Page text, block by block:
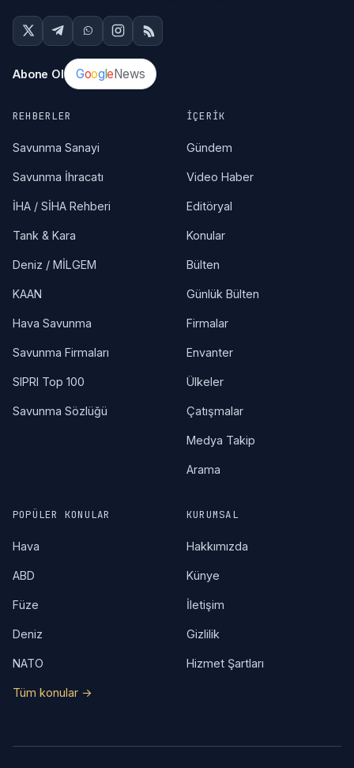
Abone Ol GoogleNews
REHBERLER
Savunma Sanayi
Savunma İhracatı
İHA / SİHA Rehberi
Tank & Kara
Deniz / MİLGEM
KAAN
Hava Savunma
Savunma Firmaları
SIPRI Top 100
Savunma Sözlüğü
İÇERIK
Gündem
Video Haber
Editöryal
Konular
Bülten
Günlük Bülten
Firmalar
Envanter
Ülkeler
Çatışmalar
Medya Takip
Arama
POPÜLER KONULAR
Hava
ABD
Füze
Deniz
NATO
Tüm konular →
KURUMSAL
Hakkımızda
Künye
İletişim
Gizlilik
Hizmet Şartları